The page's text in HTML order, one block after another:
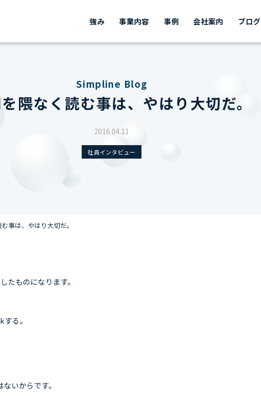
強み 事業内容 事例 会社案内 ブログ
Simpline Blog
隈なく読む事は、やはり大切だ。
2016.04.11
社員インタビュー
事は、やはり大切だ。
たものになります。
る。
いからです。